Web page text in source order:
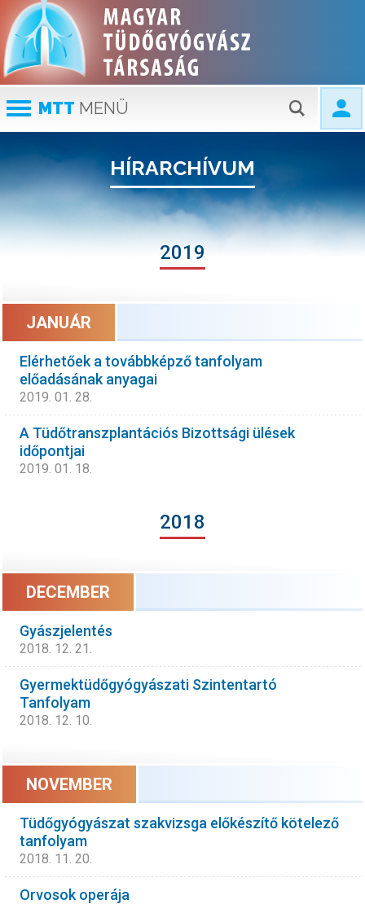
MTT MENÜ
HÍRARCHÍVUM
2019
JANUÁR
Elérhetőek a továbbképző tanfolyam
előadásának anyagai
2019. 01. 28.
A Tüdőtranszplantációs Bizottsági ülések
időpontjai
2019. 01. 18.
2018
DECEMBER
Gyászjelentés
2018. 12. 21.
Gyermektüdőgyógyászati Szintentartó
Tanfolyam
2018. 12. 10.
NOVEMBER
Tüdőgyógyászat szakvizsga előkészítő kötelező
tanfolyam
2018. 11. 20.
Orvosok operája